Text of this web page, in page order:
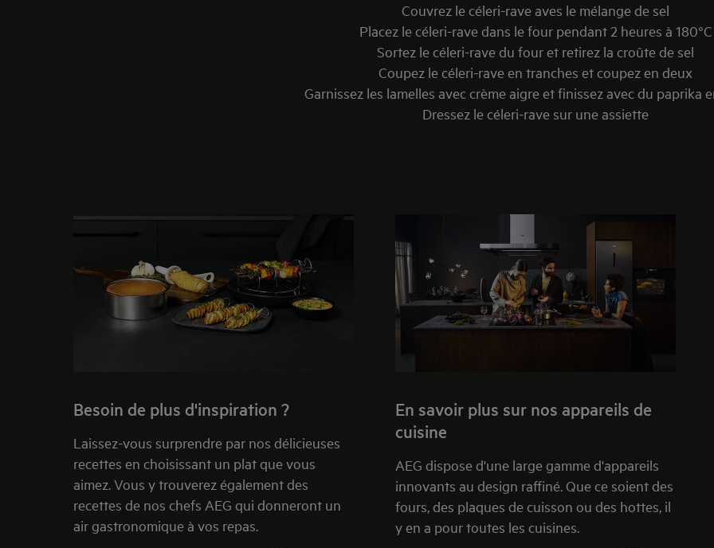
Couvrez le céleri-rave aves le mélange de sel
Placez le céleri-rave dans le four pendant 2 heures à 180°C
Sortez le céleri-rave du four et retirez la croûte de sel
Coupez le céleri-rave en tranches et coupez en deux
Garnissez les lamelles avec crème aigre et finissez avec du paprika
Dressez le céleri-rave sur une assiette
Besoin de plus d'inspiration ?
Laissez-vous surprendre par nos délicieuses
recettes en choisissant un plat que vous
aimez. Vous y trouverez également des
recettes de nos chefs AEG qui donneront un
air gastronomique à vos repas.
En savoir plus sur nos appareils de
cuisine
AEG dispose d'une large gamme d'appareils
innovants au design raffiné. Que ce soient des
fours, des plaques de cuisson ou des hottes, il
y en a pour toutes les cuisines.